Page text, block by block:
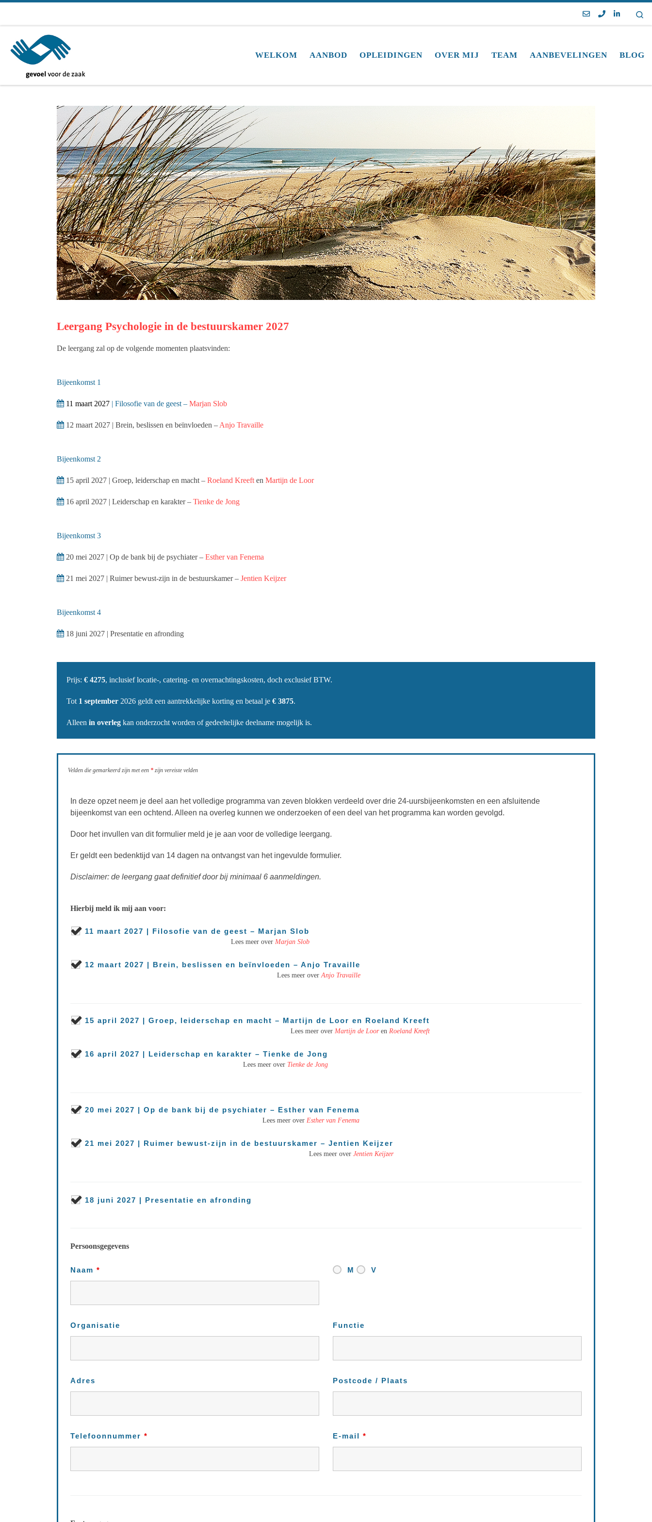
WELKOM AANBOD OPLEIDINGEN OVER MIJ TEAM AANBEVELINGEN BLOG
Leergang Psychologie in de bestuurskamer 2027
De leergang zal op de volgende momenten plaatsvinden:
Bijeenkomst 1
11 maart 2027 | Filosofie van de geest – Marjan Slob
12 maart 2027 | Brein, beslissen en beïnvloeden – Anjo Travaille
Bijeenkomst 2
15 april 2027 | Groep, leiderschap en macht – Roeland Kreeft en Martijn de Loor
16 april 2027 | Leiderschap en karakter – Tienke de Jong
Bijeenkomst 3
20 mei 2027 | Op de bank bij de psychiater – Esther van Fenema
21 mei 2027 | Ruimer bewust-zijn in de bestuurskamer – Jentien Keijzer
Bijeenkomst 4
18 juni 2027 | Presentatie en afronding
Prijs: € 4275, inclusief locatie-, catering- en overnachtingskosten, doch exclusief BTW.
Tot 1 september 2026 geldt een aantrekkelijke korting en betaal je € 3875.
Alleen in overleg kan onderzocht worden of gedeeltelijke deelname mogelijk is.
Velden die gemarkeerd zijn met een * zijn vereiste velden
In deze opzet neem je deel aan het volledige programma van zeven blokken verdeeld over drie 24-uursbijeenkomsten en een afsluitende
bijeenkomst van een ochtend. Alleen na overleg kunnen we onderzoeken of een deel van het programma kan worden gevolgd.
Door het invullen van dit formulier meld je je aan voor de volledige leergang.
Er geldt een bedenktijd van 14 dagen na ontvangst van het ingevulde formulier.
Disclaimer: de leergang gaat definitief door bij minimaal 6 aanmeldingen.
Hierbij meld ik mij aan voor:
11 maart 2027 | Filosofie van de geest – Marjan Slob
Lees meer over Marjan Slob
12 maart 2027 | Brein, beslissen en beïnvloeden – Anjo Travaille
Lees meer over Anjo Travaille
15 april 2027 | Groep, leiderschap en macht – Martijn de Loor en Roeland Kreeft
Lees meer over Martijn de Looren Roeland Kreeft
16 april 2027 | Leiderschap en karakter – Tienke de Jong
Lees meer over Tienke de Jong
20 mei 2027 | Op de bank bij de psychiater – Esther van Fenema
Lees meer over Esther van Fenema
21 mei 2027 | Ruimer bewust-zijn in de bestuurskamer – Jentien Keijzer
Lees meer over Jentien Keijzer
18 juni 2027 | Presentatie en afronding
Persoonsgegevens
Naam * M V
Organisatie Functie
Adres Postcode / Plaats
Telefoonnummer * E-mail *